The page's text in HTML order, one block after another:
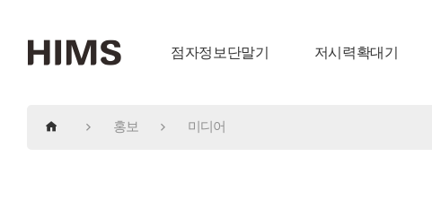
점자정보단말기 저시력확대기
홍보 미디어